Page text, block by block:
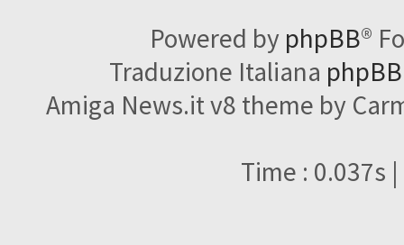
Powered by phpBB®
Traduzione Italiana
Amiga News.it v8 theme by
Time : 0.037s